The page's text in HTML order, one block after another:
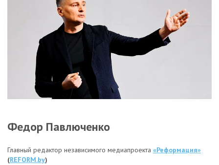
Федор Павлюченко
Главный редактор независимого медиапроекта «Реформация»
(REFORM.by)